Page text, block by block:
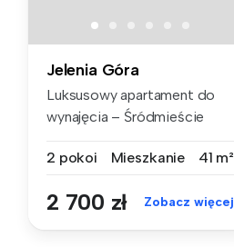
Jelenia Góra
Luksusowy apartament do
wynajęcia – Śródmieście
2 pokoi
Mieszkanie 41 m²
2 700 zł Zobacz więcej